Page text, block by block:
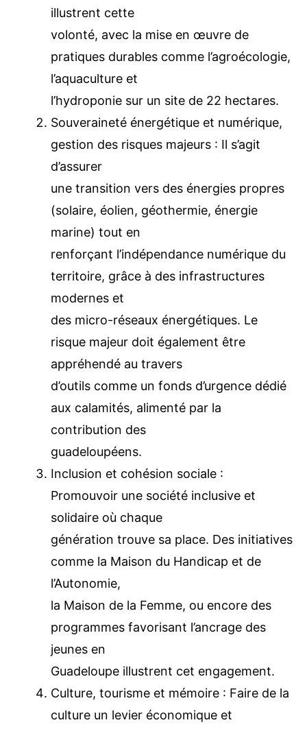
Nourricier de La Ramée, à Sainte-Rose,
illustrent cette
volonté, avec la mise en œuvre de
pratiques durables comme
l’agroécologie, l’aquaculture et
l’hydroponie sur un site de 22 hectares.
Souveraineté énergétique et numérique,
gestion des risques majeurs : Il s’agit
d’assurer
une transition vers des énergies
propres (solaire, éolien, géothermie,
énergie marine) tout en
renforçant l’indépendance numérique
du territoire, grâce à des infrastructures
modernes et
des micro-réseaux énergétiques. Le
risque majeur doit également être
appréhendé au travers
d’outils comme un fonds d’urgence
dédié aux calamités, alimenté par la
contribution des
guadeloupéens.
Inclusion et cohésion sociale :
Promouvoir une société inclusive et
solidaire où chaque
génération trouve sa place. Des
initiatives comme la Maison du
Handicap et de l’Autonomie,
la Maison de la Femme, ou encore des
programmes favorisant l’ancrage des
jeunes en
Guadeloupe illustrent cet engagement.
Culture, tourisme et mémoire : Faire de